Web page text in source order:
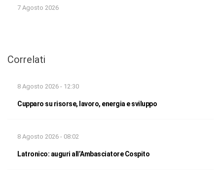
7 Agosto 2026
Correlati
8 Agosto 2026 - 12:30
Cupparo su risorse, lavoro, energia e sviluppo
8 Agosto 2026 - 08:02
Latronico: auguri all’Ambasciatore Cospito